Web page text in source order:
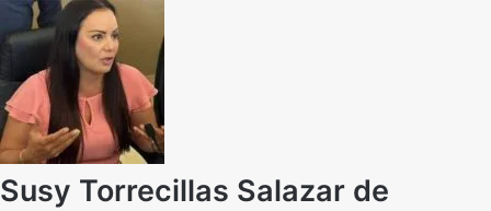
Susy Torrecillas Salazar de